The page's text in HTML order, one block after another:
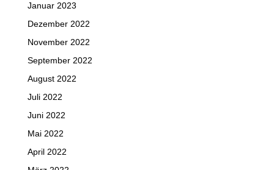
Januar 2023
Dezember 2022
November 2022
September 2022
August 2022
Juli 2022
Juni 2022
Mai 2022
April 2022